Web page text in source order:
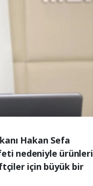
Hakan Sefa
nedeniyle ürünleri
için büyük bir